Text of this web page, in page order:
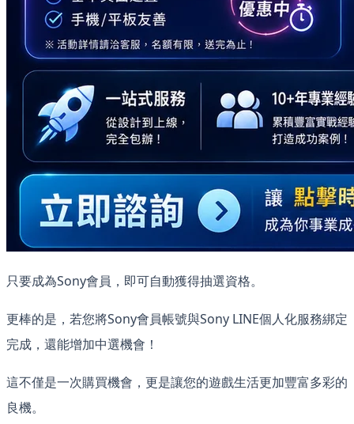
只要成為Sony會員，即可自動獲得抽選資格。
更棒的是，若您將Sony會員帳號與Sony LINE個人化服務綁定
完成，還能增加中選機會！
這不僅是一次購買機會，更是讓您的遊戲生活更加豐富多彩的
良機。